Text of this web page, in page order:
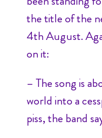
the title of the
4th August.
on it:
– The song is
world into a
piss, the band